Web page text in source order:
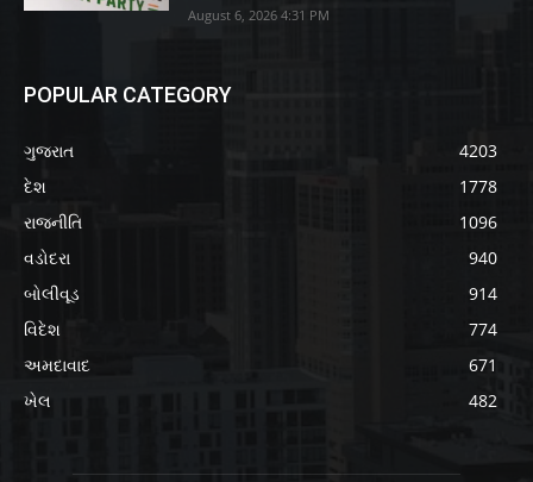
August 6, 2026 4:31 PM
POPULAR CATEGORY
ગુજરાત
4203
દેશ
1778
રાજનીતિ
1096
વડોદરા
940
બોલીવૂડ
914
વિદેશ
774
અમદાવાદ
671
ખેલ
482